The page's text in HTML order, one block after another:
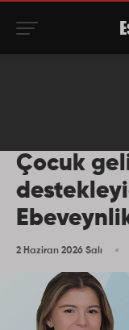
Çocuk
2 Haziran 2026 Salı